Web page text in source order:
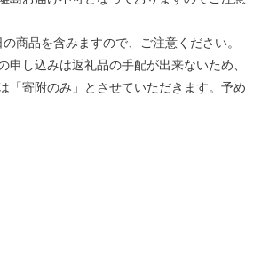
商品を含みますので、ご注意ください。
申し込みは返礼品の手配が出来ないため、
「寄附のみ」とさせていただきます。予め